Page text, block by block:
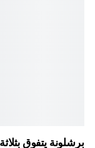
برشلونة يتفوق